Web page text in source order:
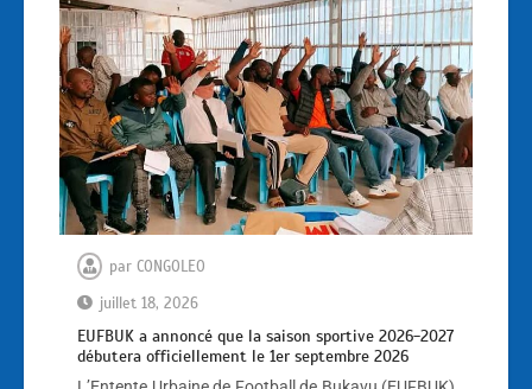
par CONGOLEO
juillet 18, 2026
EUFBUK a annoncé que la saison sportive 2026-2027
débutera officiellement le 1er septembre 2026